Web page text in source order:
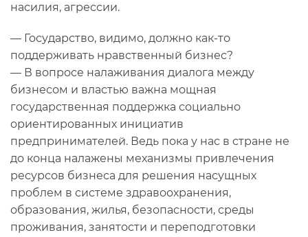
насилия, агрессии.
— Государство, видимо, должно как-то
поддерживать нравственный бизнес?
— В вопросе налаживания диалога между
бизнесом и властью важна мощная
государственная поддержка социально
ориентированных инициатив
предпринимателей. Ведь пока у нас в стране не
до конца налажены механизмы привлечения
ресурсов бизнеса для решения насущных
проблем в системе здравоохранения,
образования, жилья, безопасности, среды
проживания, занятости и переподготовки